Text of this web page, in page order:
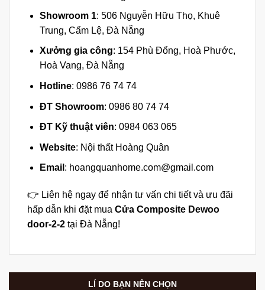
Showroom 1: 506 Nguyễn Hữu Thọ, Khuê
Trung, Cẩm Lệ, Đà Nẵng
Xưởng gia công: 154 Phù Đổng, Hoà Phước,
Hoà Vang, Đà Nẵng
Hotline: 0986 76 74 74
ĐT Showroom: 0986 80 74 74
ĐT Kỹ thuật viên: 0984 063 065
Website: Nội thất Hoàng Quân
Email : hoangquanhome.com@gmail.com
👉 Liên hệ ngay để nhận tư vấn chi tiết và ưu đãi
hấp dẫn khi đặt mua Cửa Composite Dewoo
door-2-2 tại Đà Nẵng!
LÍ DO BẠN NÊN CHỌN